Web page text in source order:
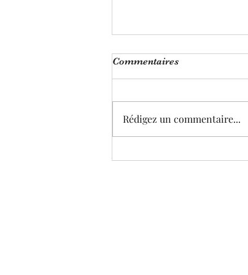
Voir sa véritable nature
Commentaires
Rédigez un commentaire...